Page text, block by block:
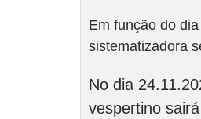
Em função do
sistematizadora
No dia
vespertino